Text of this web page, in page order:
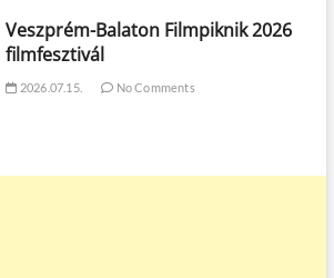
Veszprém-Balaton Filmpiknik 2026
filmfesztivál
2026.07.15. No Comments